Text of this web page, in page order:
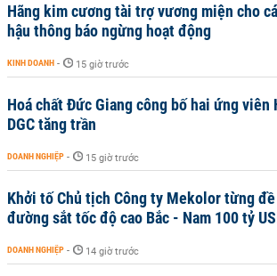
Hãng kim cương tài trợ vương miện cho
hậu thông báo ngừng hoạt động
KINH DOANH - 15 giờ trước
Hoá chất Đức Giang công bố hai ứng viên
DGC tăng trần
DOANH NGHIỆP - 15 giờ trước
Khởi tố Chủ tịch Công ty Mekolor từng
đường sắt tốc độ cao Bắc - Nam 100 tỷ
DOANH NGHIỆP - 14 giờ trước